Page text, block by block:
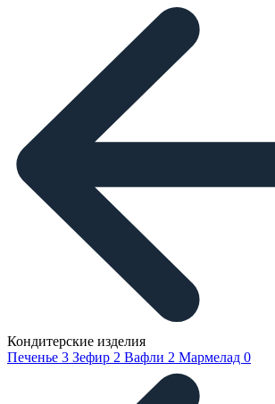
Кондитерские изделия
Печенье 3 Зефир 2 Вафли 2 Мармелад 0